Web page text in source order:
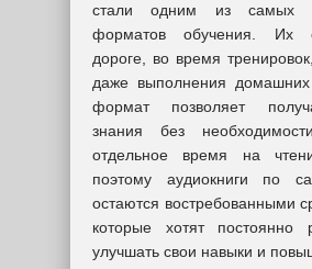
стали одним из самых
форматов обучения. Их
дороге, во время
даже выполнения
формат позволяет
знания без
отдельное время на
поэтому аудиокниги по
остаются востребованными
которые хотят постоянно
улучшать свои навыки и